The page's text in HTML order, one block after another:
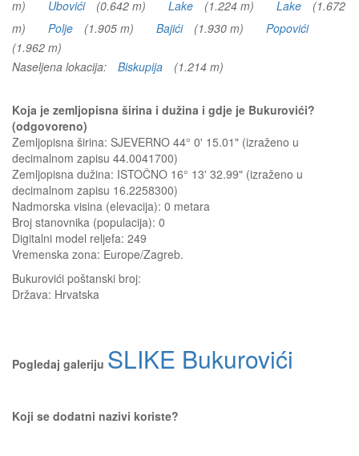
m)
Ubovići (0.642 m) Lake (1.224 m) Lake
(1.672
m)
Polje (1.905 m) Bajići (1.930 m)
Popovići
(1.962 m)
Naseljena lokacija:
Biskupija (1.214 m)
Koja je zemljopisna širina i dužina i gdje je Bukurovići?
(odgovoreno)
Zemljopisna širina: SJEVERNO 44° 0' 15.01" (izraženo u
decimalnom zapisu 44.0041700)
Zemljopisna dužina: ISTOČNO 16° 13' 32.99" (izraženo u
decimalnom zapisu 16.2258300)
Nadmorska visina (elevacija): 0 metara
Broj stanovnika (populacija): 0
Digitalni model reljefa: 249
Vremenska zona: Europe/Zagreb.
Bukurovići poštanski broj:
Država: Hrvatska
Pogledaj galeriju SLIKE Bukurovići
Koji se dodatni nazivi koriste?